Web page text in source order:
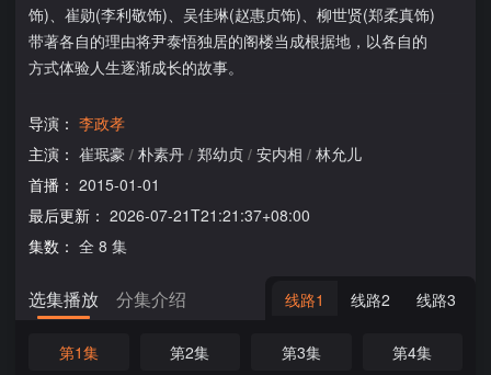
饰)、崔勋(李利敬饰)、吴佳琳(赵惠贞饰)、柳世贤(郑柔真饰)
带著各自的理由将尹泰悟独居的阁楼当成根据地，以各自的
方式体验人生逐渐成长的故事。
导演： 李政孝
主演： 崔珉豪 / 朴素丹 / 郑幼贞 / 安内相 / 林允儿
首播： 2015-01-01
最后更新： 2026-07-21T21:21:37+08:00
集数： 全 8 集
选集播放 分集介绍 线路1 线路2 线路3
第1集 第2集 第3集 第4集